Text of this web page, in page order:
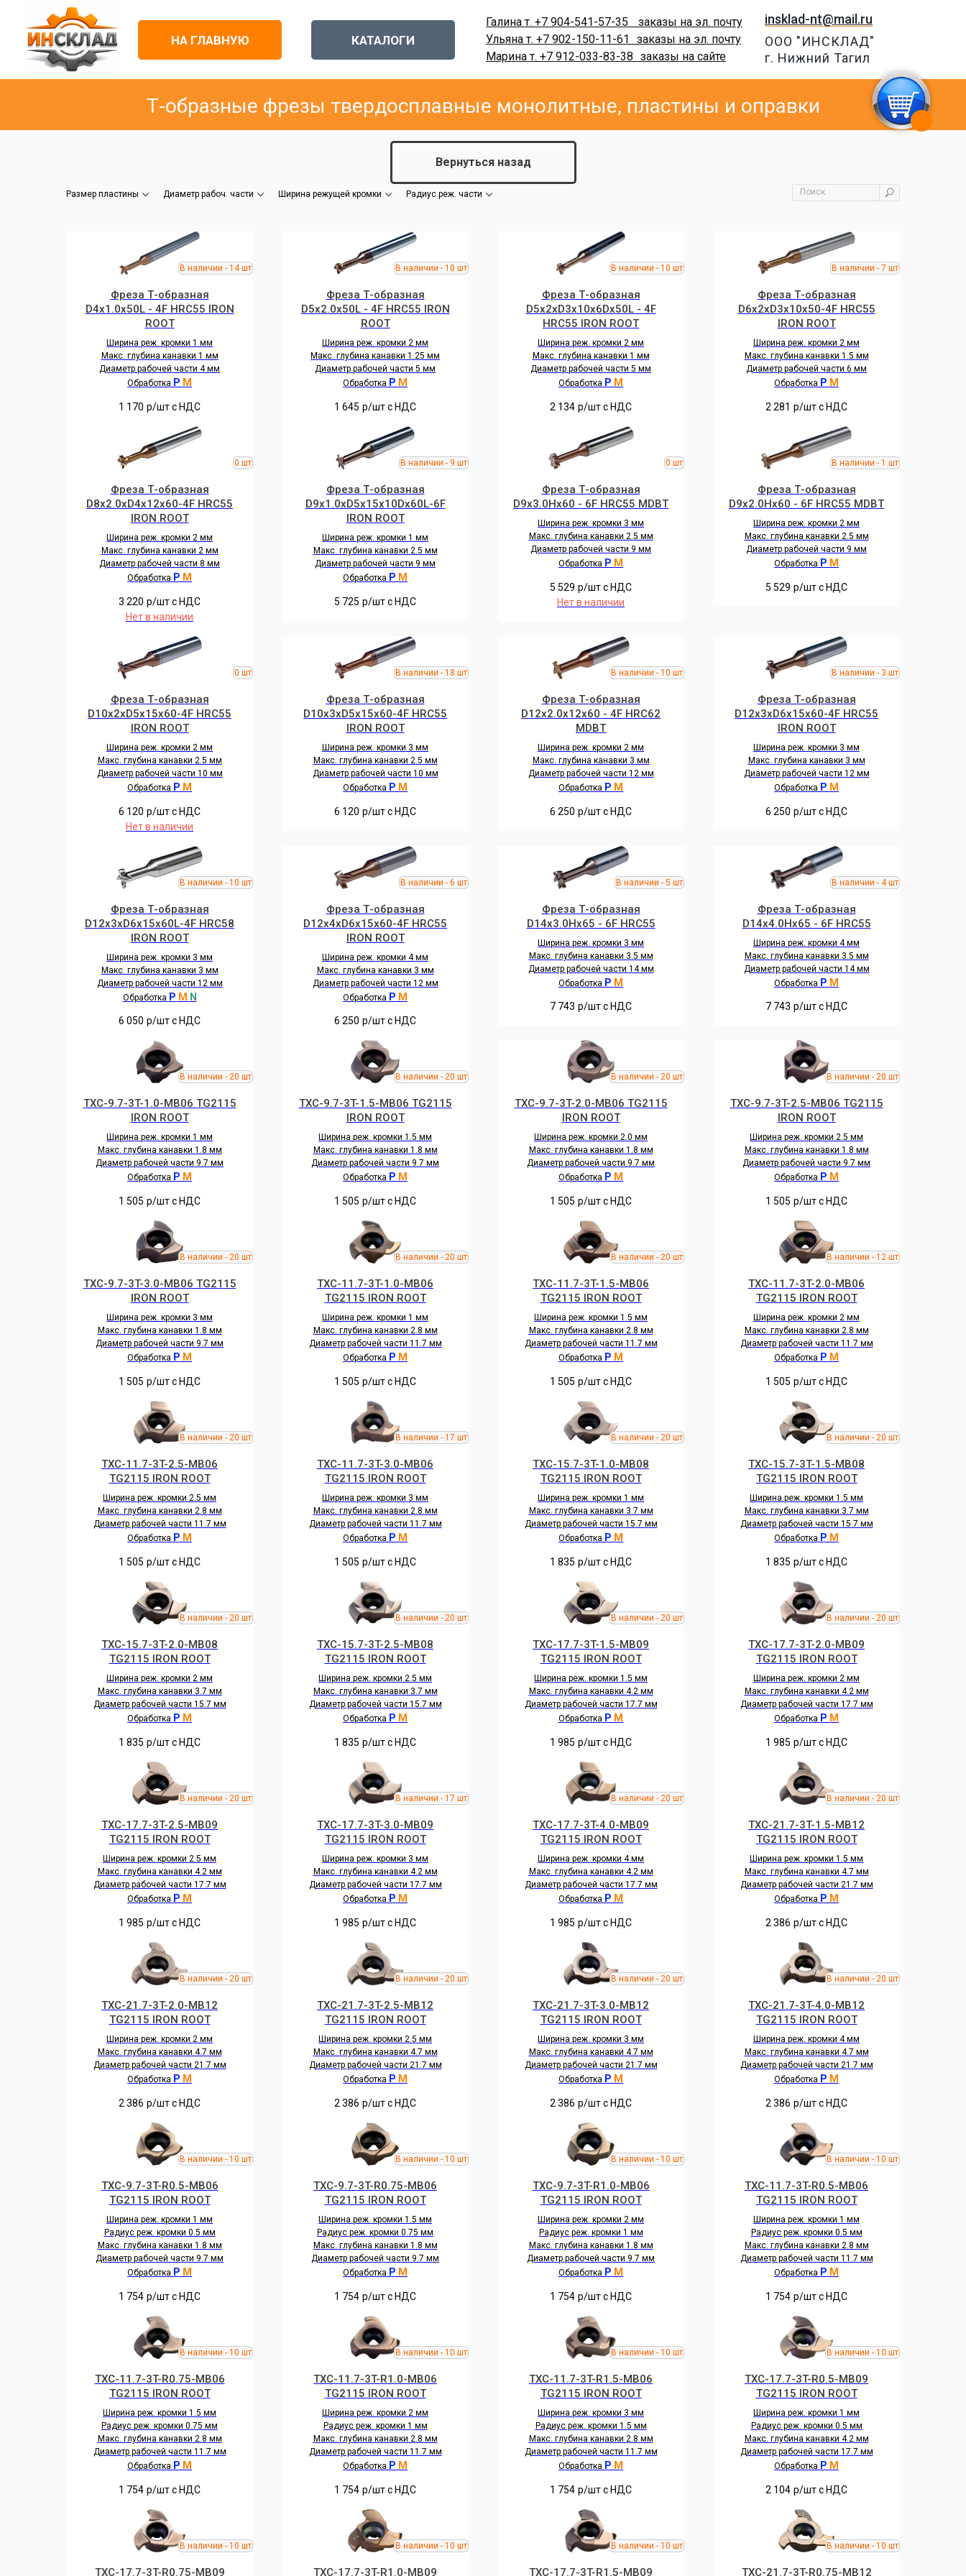
insklad-nt@mail.ru
НА ГЛАВНУЮ КАТАЛОГИ
Галина т. +7 904-541-57-35
заказы на эл. почту
Ульяна т. +7 902-150-11-61
заказы на эл. почту
Марина т. +7 912-033-83-38 заказы на сайте
ООО "ИНСКЛАД"
г. Нижний Тагил
Т-образные фрезы твердосплавные монолитные, пластины и оправки
Вернуться назад
Размер пластины Диаметр рабоч. части Ширина режущей кромки Радиус реж. части
Фреза Т-образная
D4x1.0x50L - 4F HRC55 IRON
ROOT
Ширина реж. кромки 1 мм
Макс. глубина канавки 1 мм
Диаметр рабочей части 4 мм
Обработка P M
1 170 р/шт c НДС
Фреза Т-образная
D5x2.0x50L - 4F HRC55 IRON
ROOT
Ширина реж. кромки 2 мм
Макс. глубина канавки 1.25 мм
Диаметр рабочей части 5 мм
Обработка P M
1 645 р/шт c НДС
Фреза Т-образная
D5x2xD3x10x6Dx50L - 4F
HRC55 IRON ROOT
Ширина реж. кромки 2 мм
Макс. глубина канавки 1 мм
Диаметр рабочей части 5 мм
Обработка P M
2 134 р/шт c НДС
Фреза Т-образная
D6x2xD3x10x50-4F HRC55
IRON ROOT
Ширина реж. кромки 2 мм
Макс. глубина канавки 1.5 мм
Диаметр рабочей части 6 мм
Обработка P M
2 281 р/шт c НДС
Фреза Т-образная
D8x2.0xD4x12x60-4F HRC55
IRON ROOT
Ширина реж. кромки 2 мм
Макс. глубина канавки 2 мм
Диаметр рабочей части 8 мм
Обработка P M
3 220 р/шт c НДС
Нет в наличии
Фреза Т-образная
D9x1.0xD5x15x10Dx60L-6F
IRON ROOT
Ширина реж. кромки 1 мм
Макс. глубина канавки 2.5 мм
Диаметр рабочей части 9 мм
Обработка P M
5 725 р/шт c НДС
Фреза Т-образная
D9x3.0Hx60 - 6F HRC55 MDBT
Ширина реж. кромки 3 мм
Макс. глубина канавки 2.5 мм
Диаметр рабочей части 9 мм
Обработка P M
5 529 р/шт c НДС
Нет в наличии
Фреза Т-образная
D9x2.0Hx60 - 6F HRC55 MDBT
Ширина реж. кромки 2 мм
Макс. глубина канавки 2.5 мм
Диаметр рабочей части 9 мм
Обработка P M
5 529 р/шт c НДС
Фреза Т-образная
D10x2xD5x15x60-4F HRC55
IRON ROOT
Ширина реж. кромки 2 мм
Макс. глубина канавки 2.5 мм
Диаметр рабочей части 10 мм
Обработка P M
6 120 р/шт c НДС
Нет в наличии
Фреза Т-образная
D10x3xD5x15x60-4F HRC55
IRON ROOT
Ширина реж. кромки 3 мм
Макс. глубина канавки 2.5 мм
Диаметр рабочей части 10 мм
Обработка P M
6 120 р/шт c НДС
Фреза Т-образная
D12x2.0x12x60 - 4F HRC62
MDBT
Ширина реж. кромки 2 мм
Макс. глубина канавки 3 мм
Диаметр рабочей части 12 мм
Обработка P M
6 250 р/шт c НДС
Фреза Т-образная
D12x3xD6x15x60-4F HRC55
IRON ROOT
Ширина реж. кромки 3 мм
Макс. глубина канавки 3 мм
Диаметр рабочей части 12 мм
Обработка P M
6 250 р/шт c НДС
Фреза Т-образная
D12x3xD6x15x60L-4F HRC58
IRON ROOT
Ширина реж. кромки 3 мм
Макс. глубина канавки 3 мм
Диаметр рабочей части 12 мм
Обработка P M N
6 050 р/шт c НДС
Фреза Т-образная
D12x4xD6x15x60-4F HRC55
IRON ROOT
Ширина реж. кромки 4 мм
Макс. глубина канавки 3 мм
Диаметр рабочей части 12 мм
Обработка P M
6 250 р/шт c НДС
Фреза Т-образная
D14x3.0Hx65 - 6F HRC55
Ширина реж. кромки 3 мм
Макс. глубина канавки 3.5 мм
Диаметр рабочей части 14 мм
Обработка P M
7 743 р/шт c НДС
Фреза Т-образная
D14x4.0Hx65 - 6F HRC55
Ширина реж. кромки 4 мм
Макс. глубина канавки 3.5 мм
Диаметр рабочей части 14 мм
Обработка P M
7 743 р/шт c НДС
TXC-9.7-3T-1.0-MB06 TG2115
IRON ROOT
Ширина реж. кромки 1 мм
Макс. глубина канавки 1.8 мм
Диаметр рабочей части 9.7 мм
Обработка P M
1 505 р/шт c НДС
TXC-9.7-3T-1.5-MB06 TG2115
IRON ROOT
Ширина реж. кромки 1.5 мм
Макс. глубина канавки 1.8 мм
Диаметр рабочей части 9.7 мм
Обработка P M
1 505 р/шт c НДС
TXC-9.7-3T-2.0-MB06 TG2115
IRON ROOT
Ширина реж. кромки 2.0 мм
Макс. глубина канавки 1.8 мм
Диаметр рабочей части 9.7 мм
Обработка P M
1 505 р/шт c НДС
TXC-9.7-3T-2.5-MB06 TG2115
IRON ROOT
Ширина реж. кромки 2.5 мм
Макс. глубина канавки 1.8 мм
Диаметр рабочей части 9.7 мм
Обработка P M
1 505 р/шт c НДС
TXC-9.7-3T-3.0-MB06 TG2115
IRON ROOT
Ширина реж. кромки 3 мм
Макс. глубина канавки 1.8 мм
Диаметр рабочей части 9.7 мм
Обработка P M
1 505 р/шт c НДС
TXC-11.7-3T-1.0-MB06
TG2115 IRON ROOT
Ширина реж. кромки 1 мм
Макс. глубина канавки 2.8 мм
Диаметр рабочей части 11.7 мм
Обработка P M
1 505 р/шт c НДС
TXC-11.7-3T-1.5-MB06
TG2115 IRON ROOT
Ширина реж. кромки 1.5 мм
Макс. глубина канавки 2.8 мм
Диаметр рабочей части 11.7 мм
Обработка P M
1 505 р/шт c НДС
TXC-11.7-3T-2.0-MB06
TG2115 IRON ROOT
Ширина реж. кромки 2 мм
Макс. глубина канавки 2.8 мм
Диаметр рабочей части 11.7 мм
Обработка P M
1 505 р/шт c НДС
TXC-11.7-3T-2.5-MB06
TG2115 IRON ROOT
Ширина реж. кромки 2.5 мм
Макс. глубина канавки 2.8 мм
Диаметр рабочей части 11.7 мм
Обработка P M
1 505 р/шт c НДС
TXC-11.7-3T-3.0-MB06
TG2115 IRON ROOT
Ширина реж. кромки 3 мм
Макс. глубина канавки 2.8 мм
Диаметр рабочей части 11.7 мм
Обработка P M
1 505 р/шт c НДС
TXC-15.7-3T-1.0-MB08
TG2115 IRON ROOT
Ширина реж. кромки 1 мм
Макс. глубина канавки 3.7 мм
Диаметр рабочей части 15.7 мм
Обработка P M
1 835 р/шт c НДС
TXC-15.7-3T-1.5-MB08
TG2115 IRON ROOT
Ширина реж. кромки 1.5 мм
Макс. глубина канавки 3.7 мм
Диаметр рабочей части 15.7 мм
Обработка P M
1 835 р/шт c НДС
TXC-15.7-3T-2.0-MB08
TG2115 IRON ROOT
Ширина реж. кромки 2 мм
Макс. глубина канавки 3.7 мм
Диаметр рабочей части 15.7 мм
Обработка P M
1 835 р/шт c НДС
TXC-15.7-3T-2.5-MB08
TG2115 IRON ROOT
Ширина реж. кромки 2.5 мм
Макс. глубина канавки 3.7 мм
Диаметр рабочей части 15.7 мм
Обработка P M
1 835 р/шт c НДС
TXC-17.7-3T-1.5-MB09
TG2115 IRON ROOT
Ширина реж. кромки 1.5 мм
Макс. глубина канавки 4.2 мм
Диаметр рабочей части 17.7 мм
Обработка P M
1 985 р/шт c НДС
TXC-17.7-3T-2.0-MB09
TG2115 IRON ROOT
Ширина реж. кромки 2 мм
Макс. глубина канавки 4.2 мм
Диаметр рабочей части 17.7 мм
Обработка P M
1 985 р/шт c НДС
TXC-17.7-3T-2.5-MB09
TG2115 IRON ROOT
Ширина реж. кромки 2.5 мм
Макс. глубина канавки 4.2 мм
Диаметр рабочей части 17.7 мм
Обработка P M
1 985 р/шт c НДС
TXC-17.7-3T-3.0-MB09
TG2115 IRON ROOT
Ширина реж. кромки 3 мм
Макс. глубина канавки 4.2 мм
Диаметр рабочей части 17.7 мм
Обработка P M
1 985 р/шт c НДС
TXC-17.7-3T-4.0-MB09
TG2115 IRON ROOT
Ширина реж. кромки 4 мм
Макс. глубина канавки 4.2 мм
Диаметр рабочей части 17.7 мм
Обработка P M
1 985 р/шт c НДС
TXC-21.7-3T-1.5-MB12
TG2115 IRON ROOT
Ширина реж. кромки 1.5 мм
Макс. глубина канавки 4.7 мм
Диаметр рабочей части 21.7 мм
Обработка P M
2 386 р/шт c НДС
TXC-21.7-3T-2.0-MB12
TG2115 IRON ROOT
Ширина реж. кромки 2 мм
Макс. глубина канавки 4.7 мм
Диаметр рабочей части 21.7 мм
Обработка P M
2 386 р/шт c НДС
TXC-21.7-3T-2.5-MB12
TG2115 IRON ROOT
Ширина реж. кромки 2.5 мм
Макс. глубина канавки 4.7 мм
Диаметр рабочей части 21.7 мм
Обработка P M
2 386 р/шт c НДС
TXC-21.7-3T-3.0-MB12
TG2115 IRON ROOT
Ширина реж. кромки 3 мм
Макс. глубина канавки 4.7 мм
Диаметр рабочей части 21.7 мм
Обработка P M
2 386 р/шт c НДС
TXC-21.7-3T-4.0-MB12
TG2115 IRON ROOT
Ширина реж. кромки 4 мм
Макс. глубина канавки 4.7 мм
Диаметр рабочей части 21.7 мм
Обработка P M
2 386 р/шт c НДС
TXC-9.7-3T-R0.5-MB06
TG2115 IRON ROOT
Ширина реж. кромки 1 мм
Радиус реж. кромки 0.5 мм
Макс. глубина канавки 1.8 мм
Диаметр рабочей части 9.7 мм
Обработка P M
1 754 р/шт c НДС
TXC-9.7-3T-R0.75-MB06
TG2115 IRON ROOT
Ширина реж. кромки 1.5 мм
Радиус реж. кромки 0.75 мм
Макс. глубина канавки 1.8 мм
Диаметр рабочей части 9.7 мм
Обработка P M
1 754 р/шт c НДС
TXC-9.7-3T-R1.0-MB06
TG2115 IRON ROOT
Ширина реж. кромки 2 мм
Радиус реж. кромки 1 мм
Макс. глубина канавки 1.8 мм
Диаметр рабочей части 9.7 мм
Обработка P M
1 754 р/шт c НДС
TXC-11.7-3T-R0.5-MB06
TG2115 IRON ROOT
Ширина реж. кромки 1 мм
Радиус реж. кромки 0.5 мм
Макс. глубина канавки 2.8 мм
Диаметр рабочей части 11.7 мм
Обработка P M
1 754 р/шт c НДС
TXC-11.7-3T-R0.75-MB06
TG2115 IRON ROOT
Ширина реж. кромки 1.5 мм
Радиус реж. кромки 0.75 мм
Макс. глубина канавки 2.8 мм
Диаметр рабочей части 11.7 мм
Обработка P M
1 754 р/шт c НДС
TXC-11.7-3T-R1.0-MB06
TG2115 IRON ROOT
Ширина реж. кромки 2 мм
Радиус реж. кромки 1 мм
Макс. глубина канавки 2.8 мм
Диаметр рабочей части 11.7 мм
Обработка P M
1 754 р/шт c НДС
TXC-11.7-3T-R1.5-MB06
TG2115 IRON ROOT
Ширина реж. кромки 3 мм
Радиус реж. кромки 1.5 мм
Макс. глубина канавки 2.8 мм
Диаметр рабочей части 11.7 мм
Обработка P M
1 754 р/шт c НДС
TXC-17.7-3T-R0.5-MB09
TG2115 IRON ROOT
Ширина реж. кромки 1 мм
Радиус реж. кромки 0.5 мм
Макс. глубина канавки 4.2 мм
Диаметр рабочей части 17.7 мм
Обработка P M
2 104 р/шт c НДС
TXC-17.7-3T-R0.75-MB09 TXC-17.7-3T-R1.0-MB09 TXC-17.7-3T-R1.5-MB09 TXC-21.7-3T-R0.75-MB12